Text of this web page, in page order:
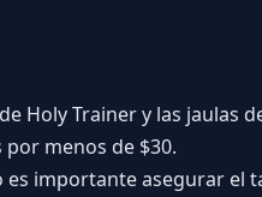
Holy Trainer y las jaulas
menos de $30.
es importante asegurar el